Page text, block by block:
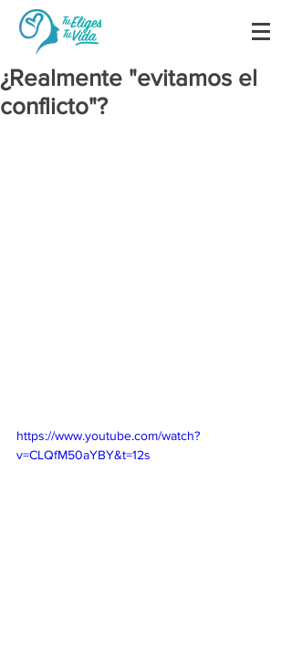
¿Realmente "evitamos el
conflicto"?
https://www.youtube.com/watch?
v=CLQfM50aYBY&t=12s